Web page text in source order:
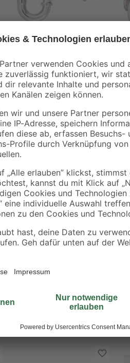
Röhrensiphon
verchromt 1 1/4" x 32
8, € 3